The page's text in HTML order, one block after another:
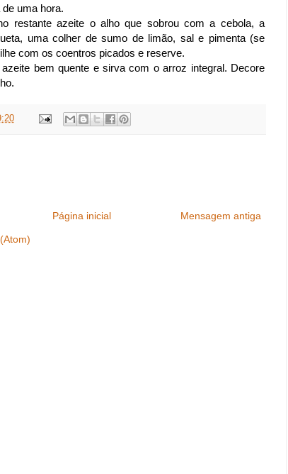
uma hora.
restante azeite o alho que sobrou com a cebola, a
uma colher de sumo de limão, sal e pimenta (se
com os coentros picados e reserve.
bem quente e sirva com o arroz integral. Decore
Mensagem antiga
Página inicial